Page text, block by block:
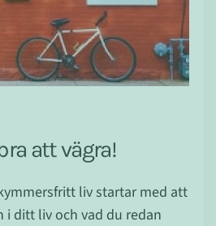
att vägra!
liv startar med att
i ditt liv och vad du redan